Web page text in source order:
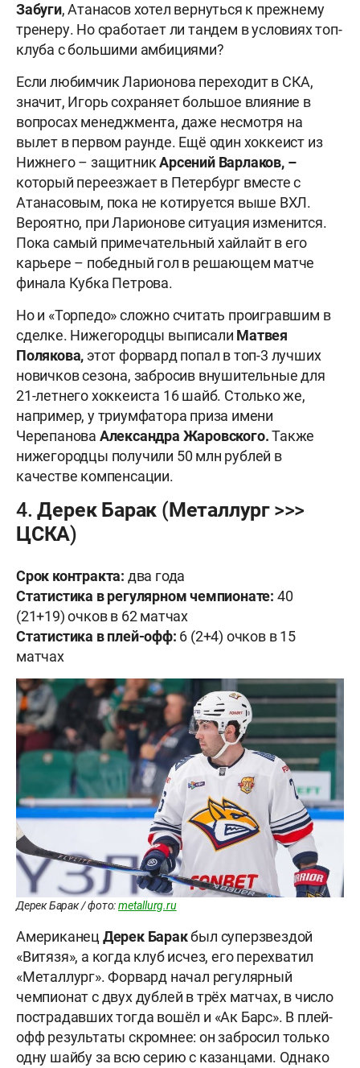
Забуги, Атанасов хотел вернуться к прежнему
тренеру. Но сработает ли тандем в условиях топ-
клуба с большими амбициями?
Если любимчик Ларионова переходит в СКА,
значит, Игорь сохраняет большое влияние в
вопросах менеджмента, даже несмотря на
вылет в первом раунде. Ещё один хоккеист из
Нижнего – защитникАрсений Варлаков, –
который переезжает в Петербург вместе с
Атанасовым, пока не котируется выше ВХЛ.
Вероятно, при Ларионове ситуация изменится.
Пока самый примечательный хайлайт в его
карьере – победный гол в решающем матче
финала Кубка Петрова.
Но и «Торпедо» сложно считать проигравшим в
сделке. Нижегородцы выписали Матвея
Полякова, этот форвард попал в топ-3 лучших
новичков сезона, забросив внушительные для
21-летнего хоккеиста 16 шайб. Столько же,
например, у триумфатора приза имени
Черепанова Александра Жаровского.Также
нижегородцы получили 50 млн рублей в
качестве компенсации.
4. Дерек Барак (Металлург >>>
ЦСКА)
Срок контракта: два года
Статистика в регулярном чемпионате: 40
(21+19) очков в 62 матчах
Статистика в плей-офф: 6 (2+4) очков в 15
матчах
Дерек Барак / фото:metallurg.ru
АмериканецДерек Баракбыл суперзвездой
«Витязя», а когда клуб исчез, его перехватил
«Металлург». Форвард начал регулярный
чемпионат с двух дублей в трёх матчах, в число
пострадавших тогда вошёл и «Ак Барс». В плей-
офф результаты скромнее: он забросил только
одну шайбу за всю серию с казанцами. Однако